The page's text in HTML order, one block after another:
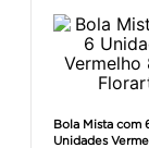
Bola Mista com
Unidades
massa
chuveiro
porta